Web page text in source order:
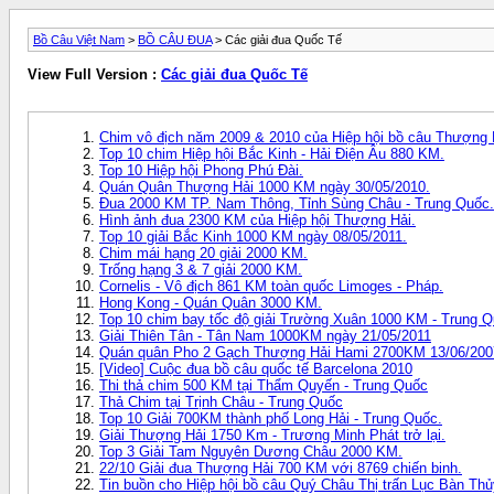
Bồ Câu Việt Nam > BỒ CÂU ĐUA> Các giải đua Quốc Tế
View Full Version : Các giải đua Quốc Tế
Chim vô địch năm 2009 & 2010 của Hiệp hội bồ câu Thượng
Top 10 chim Hiệp hội Bắc Kinh - Hải Điện Âu 880 KM.
Top 10 Hiệp hội Phong Phú Đài.
Quán Quân Thượng Hải 1000 KM ngày 30/05/2010.
Đua 2000 KM TP. Nam Thông, Tỉnh Sùng Châu - Trung Quốc.
Hình ảnh đua 2300 KM của Hiệp hội Thượng Hải.
Top 10 giải Bắc Kinh 1000 KM ngày 08/05/2011.
Chim mái hạng 20 giải 2000 KM.
Trống hạng 3 & 7 giải 2000 KM.
Cornelis - Vô địch 861 KM toàn quốc Limoges - Pháp.
Hong Kong - Quán Quân 3000 KM.
Top 10 chim bay tốc độ giải Trường Xuân 1000 KM - Trung
Giải Thiên Tân - Tân Nam 1000KM ngày 21/05/2011
Quán quân Pho 2 Gạch Thượng Hải Hami 2700KM 13/06/
[Video] Cuộc đua bồ câu quốc tế Barcelona 2010
Thi thả chim 500 KM tại Thẩm Quyến - Trung Quốc
Thả Chim tại Trịnh Châu - Trung Quốc
Top 10 Giải 700KM thành phố Long Hải - Trung Quốc.
Giải Thượng Hải 1750 Km - Trương Minh Phát trở lại.
Top 3 Giải Tam Nguyên Dương Châu 2000 KM.
22/10 Giải đua Thượng Hải 700 KM với 8769 chiến binh.
Tin buồn cho Hiệp hội bồ câu Quý Châu Thị trấn Lục Bàn